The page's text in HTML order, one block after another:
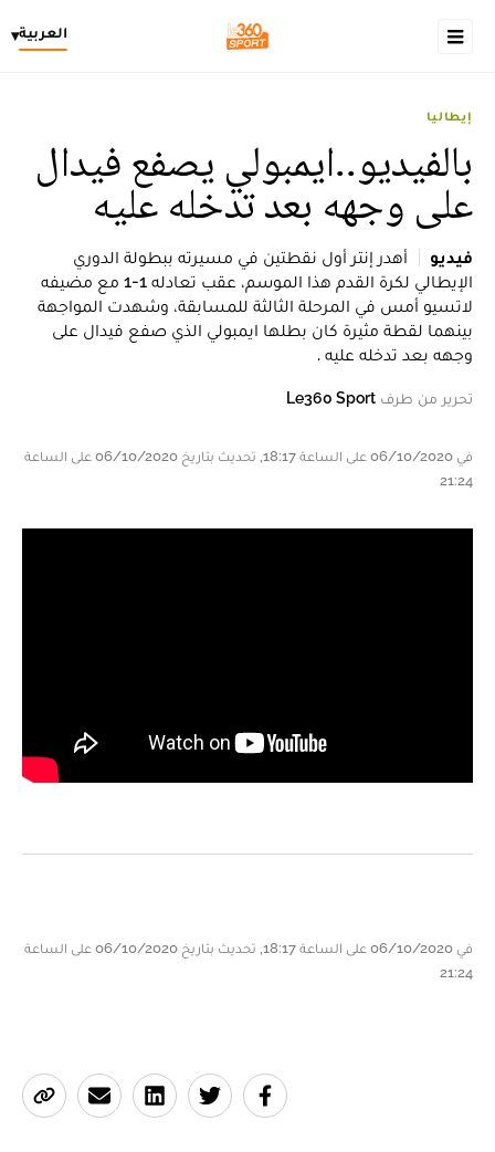
العربية▾
إيطاليا
بالفيديو..ايمبولي يصفع فيدال
على وجهه بعد تدخله عليه
فيديو
أهدر إنتر أول نقطتين في مسيرته ببطولة الدوري
الإيطالي لكرة القدم هذا الموسم، عقب تعادله 1-1 مع مضيفه
لاتسيو أمس في المرحلة الثالثة للمسابقة، وشهدت المواجهة
بينهما لقطة مثيرة كان بطلها ايمبولي الذي صفع فيدال على
وجهه بعد تدخله عليه .
تحرير من طرف Le360 Sport
في 06/10/2020 على الساعة 18:17, تحديث بتاريخ 06/10/2020 على الساعة
21:24
في 06/10/2020 على الساعة 18:17, تحديث بتاريخ 06/10/2020 على الساعة
21:24